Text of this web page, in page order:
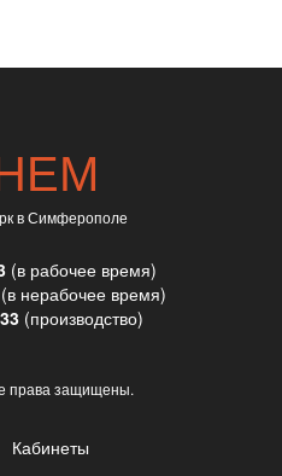
в Симферополе
(в рабочее время)
нерабочее время)
(производство)
права защищены.
Кабинеты